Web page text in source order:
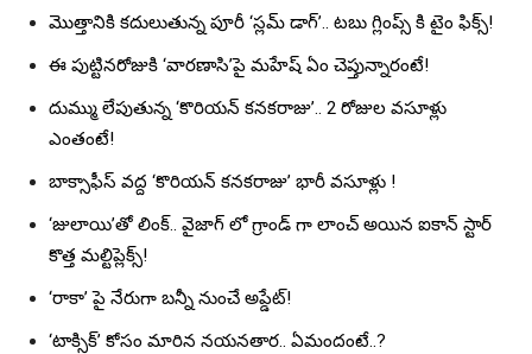
మొత్తానికి కదులుతున్న పూరీ ‘స్లమ్ డాగ్’.. టబు గ్లింప్స్ కి టైం ఫిక్స్!
ఈ పుట్టినరోజుకి ‘వారణాసి’పై మహేష్ ఏం చెప్తున్నారంటే!
దుమ్ము లేపుతున్న ‘కొరియన్ కనకరాజు’.. 2 రోజుల వసూళ్లు
ఎంతంటే!
బాక్సాఫీస్ వద్ద ‘కొరియన్ కనకరాజు’ భారీ వసూళ్లు !
‘జులాయి’తో లింక్.. వైజాగ్ లో గ్రాండ్ గా లాంచ్ అయిన ఐకాన్ స్టార్
కొత్త మల్టిప్లెక్స్!
‘రాకా’ పై నేరుగా బన్నీ నుంచే అప్డేట్!
‘టాక్సిక్’ కోసం మారిన నయనతార.. ఏమందంటే..?